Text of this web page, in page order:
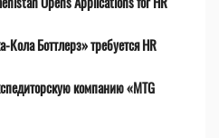
Боттлерз» требуется HR
компанию «MTG